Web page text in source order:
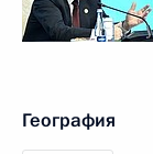
География